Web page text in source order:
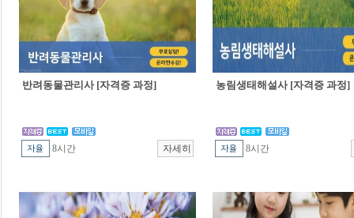
반려동물관리사 [자격증 과정]
8시간
농림생태해설사 [자격증 과정]
8시간